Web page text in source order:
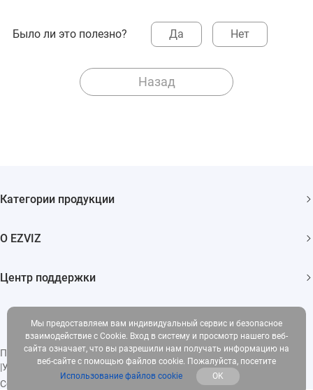
Было ли это полезно? Да Нет
Назад
Категории продукции
О EZVIZ
События
Центр поддержки
Загрузки
Политика конфиденциальности|Использование файлов cookie
|Условия обслуживания|Legal
Copyright © 2026 EZVIZ Inc. Все права защищены.
Мы предоставляем вам индивидуальный сервис и безопасное
взаимодействие с Cookie. Вход в систему и просмотр нашего веб-
сайта означает, что вы разрешили нам получать информацию на
веб-сайте с помощью файлов cookie. Пожалуйста, посетите
Использование файлов cookie
OK